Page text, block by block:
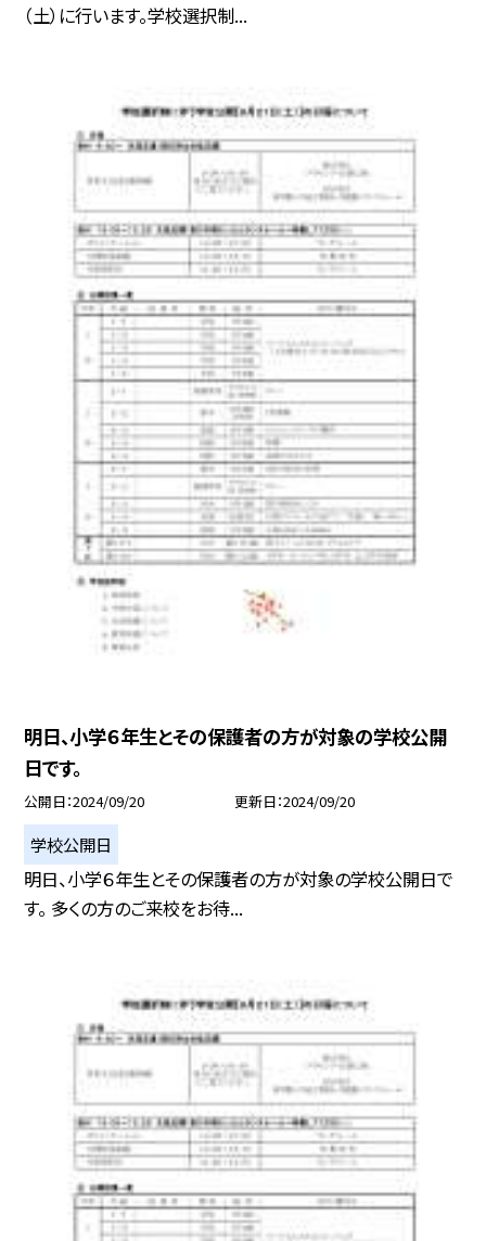
（土）に行います。学校選択制...
明日、小学６年生とその保護者の方が対象の学校公開
日です。
公開日 2024/09/20 更新日 2024/09/20
学校公開日
明日、小学６年生とその保護者の方が対象の学校公開日で
す。 多くの方のご来校をお待...